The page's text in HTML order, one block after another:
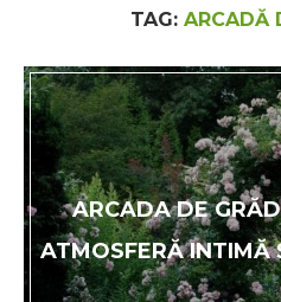
TAG: ARCADĂ
ARCADA DE
ATMOSFERĂ INTIMĂ